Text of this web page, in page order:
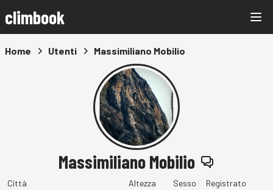
climbook
Home Utenti Massimiliano Mobilio
Massimiliano Mobilio
Città Altezza Sesso Registrato